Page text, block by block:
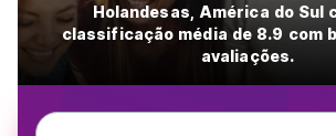
Holandesas, América do Sul
classificação média de 8.9 com
avaliações.